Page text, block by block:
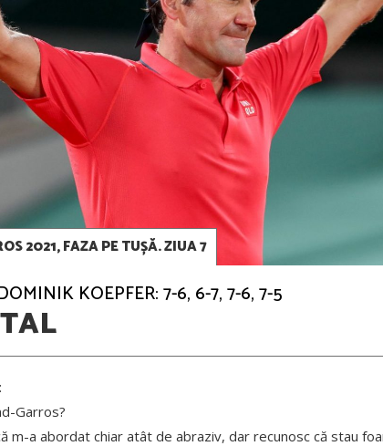
2021, FAZA PE TUȘĂ. ZIUA 7
KOEPFER: 7-6, 6-7, 7-6, 7-5
Garros?
m-a abordat chiar atât de abraziv, dar recunosc că stau